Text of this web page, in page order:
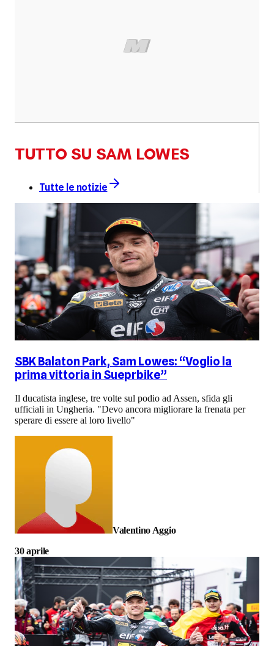
TUTTO SU SAM LOWES
Tutte le notizie
SBK Balaton Park, Sam Lowes: “Voglio la
prima vittoria in Sueprbike”
Il ducatista inglese, tre volte sul podio ad Assen, sfida gli
ufficiali in Ungheria. "Devo ancora migliorare la frenata per
sperare di essere al loro livello"
Valentino Aggio
30 aprile